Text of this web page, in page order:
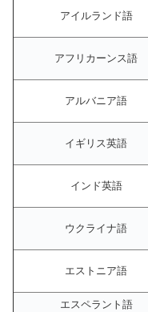
アイルランド語
アフリカーンス語
アルバニア語
イギリス英語
インド英語
ウクライナ語
エストニア語
エスペラント語